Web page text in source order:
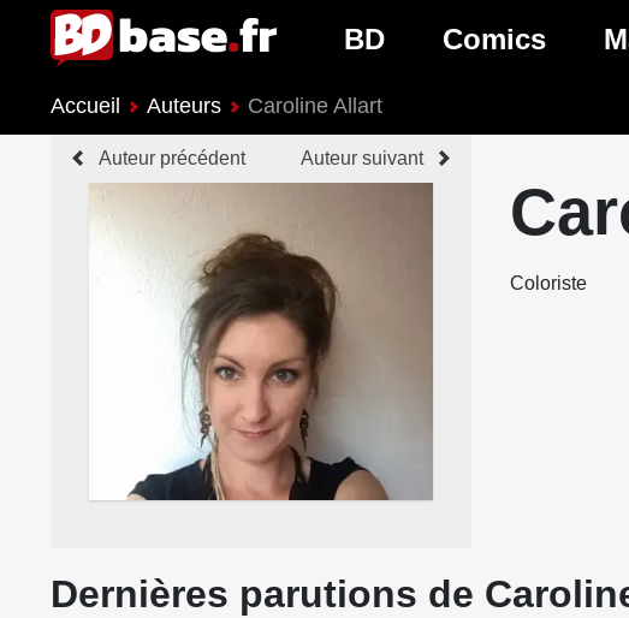
BD
Nouveautés BD
Prochaines sorties BD
Comics
Genres Comics
Accueil Auteurs Caroline Allart
Auteur précédent Auteur suivant
Coloriste
Dernières parutions de